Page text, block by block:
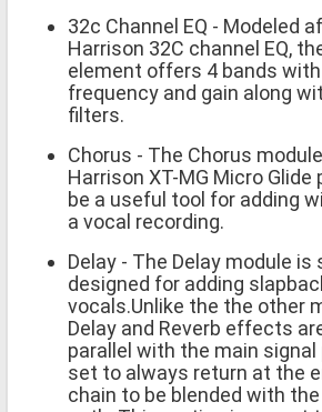
32c Channel EQ - Modeled
Harrison 32C channel EQ,
element offers 4 bands
frequency and gain along
filters.
Chorus - The Chorus
Harrison XT-MG Micro Glide
be a useful tool for adding
a vocal recording.
Delay - The Delay module
designed for adding
vocals.Unlike the the other
Delay and Reverb effects
parallel with the main signal
set to always return at the
chain to be blended with the